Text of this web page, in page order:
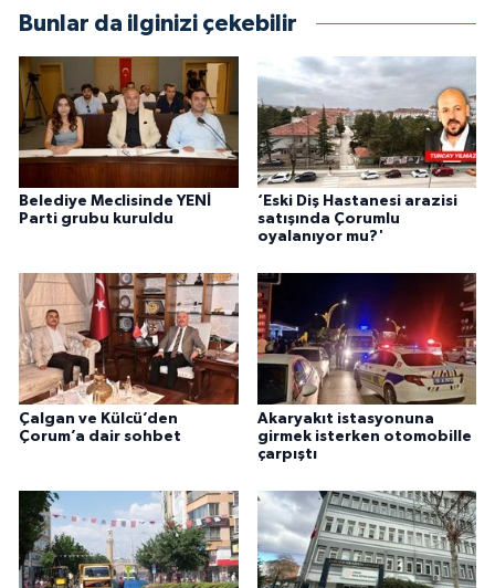
Bunlar da ilginizi çekebilir
Belediye Meclisinde YENİ
Parti grubu kuruldu
‘Eski Diş Hastanesi arazisi
satışında Çorumlu
oyalanıyor mu?'
Çalgan ve Külcü’den
Çorum’a dair sohbet
Akaryakıt istasyonuna
girmek isterken otomobille
çarpıştı